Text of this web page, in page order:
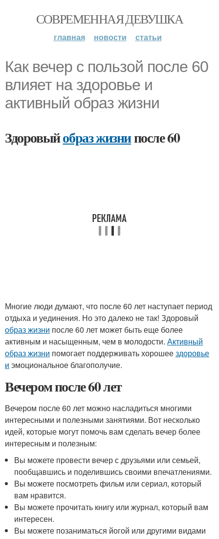
СОВРЕМЕННАЯ ДЕВУШКА
главная новости статьи
Как вечер с пользой после 60
влияет на здоровье и
активный образ жизни
Здоровыйобраз жизнипосле 60
Многие люди думают, что после 60 лет наступает период
отдыха и уединения. Но это далеко не так! Здоровый
образ жизни после 60 лет может быть еще более
активным и насыщенным, чем в молодости. Активный
образ жизни помогает поддерживать хорошеездоровье
и эмоциональное благополучие.
Вечером после 60 лет
Вечером после 60 лет можно насладиться многими
интересными и полезными занятиями. Вот несколько
идей, которые могут помочь вам сделать вечер более
интересным и полезным:
Вы можете провести вечер с друзьями или семьей,
пообщавшись и поделившись своими впечатлениями.
Вы можете посмотреть фильм или сериал, который
вам нравится.
Вы можете прочитать книгу или журнал, который вам
интересен.
Вы можете позаниматься йогой или другими видами